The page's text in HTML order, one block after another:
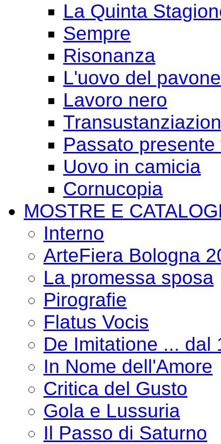
La Quinta
Sempre
Risonanza
L'uovo del pavone
Lavoro nero
Passato presente
Uovo in camicia
Cornucopia
MOSTRE E
Interno
ArteFiera Bologna
La promessa sposa
Pirografie
Flatus Vocis
De Imitatione ... dal
In Nome dell'Amore
Critica del Gusto
Gola e Lussuria
Il Passo di Saturno